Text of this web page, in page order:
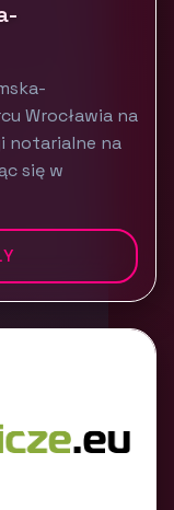
Wrocławia na
notarialne na
się w